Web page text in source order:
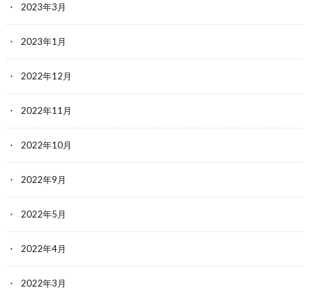
2023年3月
2023年1月
2022年12月
2022年11月
2022年10月
2022年9月
2022年5月
2022年4月
2022年3月